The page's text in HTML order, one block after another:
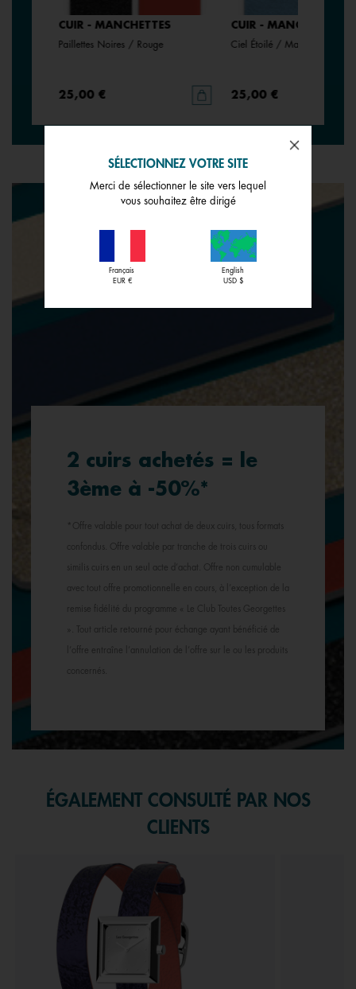
CUIR - MANCHETTES
Paillettes Noires / Rouge
25,00 €
CUIR - MANCHETTES
Ciel Étoilé / Marine
25,00 €
2 cuirs achetés = le
3ème à -50%*
*Offre valable pour tout achat de deux cuirs, tous formats
confondus. Offre valable par tranche de trois cuirs ou
similis cuirs en un seul acte d’achat. Offre non cumulable
avec tout offre promotionnelle en cours, à l’exception de la
remise fidélité du programme « Le Club Toutes Georgettes
». Tout article retourné pour échange ayant bénéficié de
l’offre entraîne l’annulation de l’offre sur le ou les produits
concernés.
ÉGALEMENT CONSULTÉ PAR NOS
CLIENTS
SÉLECTIONNEZ VOTRE SITE
Merci de sélectionner le site vers lequel
vous souhaitez être dirigé
Français
EUR €
English
USD $